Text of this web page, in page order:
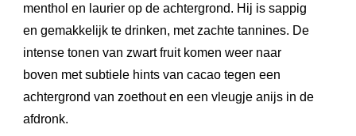
menthol en laurier op de achtergrond. Hij is sappig
en gemakkelijk te drinken, met zachte tannines. De
intense tonen van zwart fruit komen weer naar
boven met subtiele hints van cacao tegen een
achtergrond van zoethout en een vleugje anijs in de
afdronk.